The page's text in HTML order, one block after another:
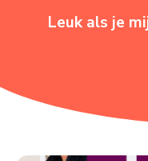
Leuk als je